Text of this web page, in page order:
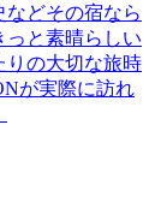
などその宿なら
っと素晴らしい
りの大切な旅時
が実際に訪れ